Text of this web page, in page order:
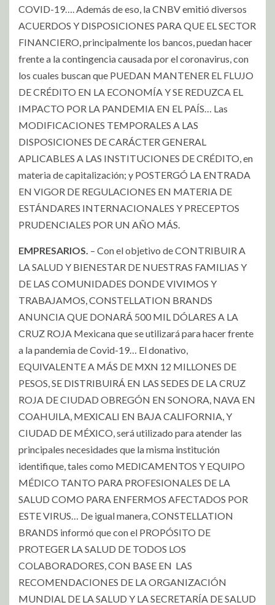
COVID-19…. Además de eso, la CNBV emitió diversos
ACUERDOS Y DISPOSICIONES PARA QUE EL SECTOR
FINANCIERO, principalmente los bancos, puedan hacer
frente a la contingencia causada por el coronavirus, con
los cuales buscan que PUEDAN MANTENER EL FLUJO
DE CRÉDITO EN LA ECONOMÍA Y SE REDUZCA EL
IMPACTO POR LA PANDEMIA EN EL PAÍS… Las
MODIFICACIONES TEMPORALES A LAS
DISPOSICIONES DE CARÁCTER GENERAL
APLICABLES A LAS INSTITUCIONES DE CRÉDITO, en
materia de capitalización; y POSTERGÓ LA ENTRADA
EN VIGOR DE REGULACIONES EN MATERIA DE
ESTÁNDARES INTERNACIONALES Y PRECEPTOS
PRUDENCIALES POR UN AÑO MÁS.
EMPRESARIOS. – Con el objetivo de CONTRIBUIR A
LA SALUD Y BIENESTAR DE NUESTRAS FAMILIAS Y
DE LAS COMUNIDADES DONDE VIVIMOS Y
TRABAJAMOS, CONSTELLATION BRANDS
ANUNCIA QUE DONARÁ 500 MIL DÓLARES A LA
CRUZ ROJA Mexicana que se utilizará para hacer frente
a la pandemia de Covid-19… El donativo,
EQUIVALENTE A MÁS DE MXN 12 MILLONES DE
PESOS, SE DISTRIBUIRÁ EN LAS SEDES DE LA CRUZ
ROJA DE CIUDAD OBREGÓN EN SONORA, NAVA EN
COAHUILA, MEXICALI EN BAJA CALIFORNIA, Y
CIUDAD DE MÉXICO, será utilizado para atender las
principales necesidades que la misma institución
identifique, tales como MEDICAMENTOS Y EQUIPO
MÉDICO TANTO PARA PROFESIONALES DE LA
SALUD COMO PARA ENFERMOS AFECTADOS POR
ESTE VIRUS… De igual manera, CONSTELLATION
BRANDS informó que con el PROPÓSITO DE
PROTEGER LA SALUD DE TODOS LOS
COLABORADORES, CON BASE EN LAS
RECOMENDACIONES DE LA ORGANIZACIÓN
MUNDIAL DE LA SALUD Y LA SECRETARÍA DE SALUD